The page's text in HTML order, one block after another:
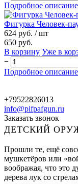
Подробное описание
Фигурка Человек-
624 руб. / шт
650 руб.
В корзину Уже в
−
Подробное описание
+79522826013
info@pifpafgun.ru
Заказать звонок
ДЕТСКИЙ
Прошли те, ещё
мушкетёров или
воображая, что это
дерева лук со